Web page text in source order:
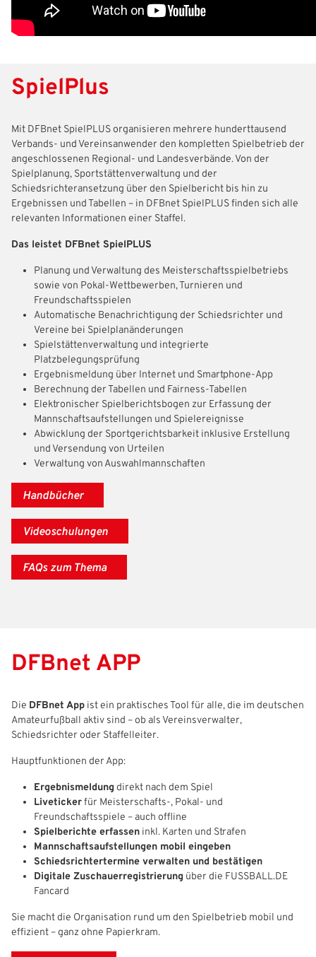
SpielPlus
Mit DFBnet SpielPLUS organisieren mehrere hunderttausend
Verbands- und Vereinsanwender den kompletten Spielbetrieb der
angeschlossenen Regional- und Landesverbände. Von der
Spielplanung, Sportstättenverwaltung und der
Schiedsrichteransetzung über den Spielbericht bis hin zu
Ergebnissen und Tabellen – in DFBnet SpielPLUS finden sich alle
relevanten Informationen einer Staffel.
Das leistet DFBnet SpielPLUS
Planung und Verwaltung des Meisterschaftsspielbetriebs
sowie von Pokal-Wettbewerben, Turnieren und
Freundschaftsspielen
Automatische Benachrichtigung der Schiedsrichter und
Vereine bei Spielplanänderungen
Spielstättenverwaltung und integrierte
Platzbelegungsprüfung
Ergebnismeldung über Internet und Smartphone-App
Berechnung der Tabellen und Fairness-Tabellen
Elektronischer Spielberichtsbogen zur Erfassung der
Mannschaftsaufstellungen und Spielereignisse
Abwicklung der Sportgerichtsbarkeit inklusive Erstellung
und Versendung von Urteilen
Verwaltung von Auswahlmannschaften
Handbücher
Videoschulungen
FAQs zum Thema
DFBnet APP
Die DFBnet App ist ein praktisches Tool für alle, die im deutschen
Amateurfußball aktiv sind – ob als Vereinsverwalter,
Schiedsrichter oder Staffelleiter.
Hauptfunktionen der App:
Ergebnismeldung direkt nach dem Spiel
Livetickerfür Meisterschafts-, Pokal- und
Freundschaftsspiele – auch offline
Spielberichte erfassen inkl. Karten und Strafen
Mannschaftsaufstellungen mobil eingeben
Schiedsrichtertermine verwalten und bestätigen
Digitale Zuschauerregistrierung über die FUSSBALL.DE
Fancard
Sie macht die Organisation rund um den Spielbetrieb mobil und
effizient – ganz ohne Papierkram.
IHR LOGIN
Benutzeranmeldung